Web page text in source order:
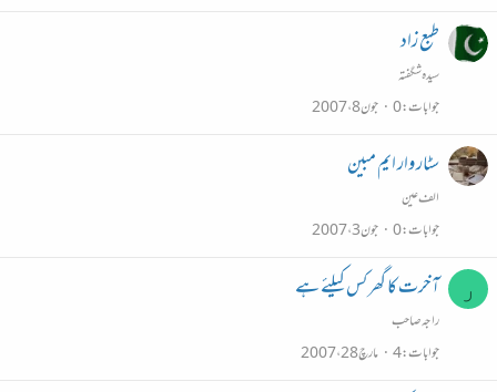
طبع زاد
سیدہ شگفتہ
جوابات 0 جون 8، 2007
سٹار وار ایم مبین
الف عین
جوابات 0 جون 3، 2007
ر آخرت کا گھر کس کيلئے ہے
راجہ صاحب
جوابات 4 مارچ 28، 2007